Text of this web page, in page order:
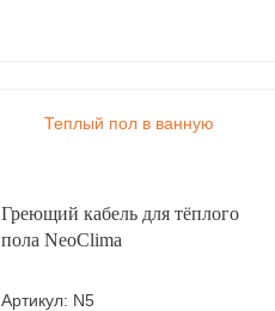
Теплый пол в ванную
Греющий кабель для тёплого
пола NeoClima
Артикул: N5